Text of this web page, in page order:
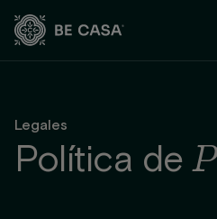
Legales
Política de